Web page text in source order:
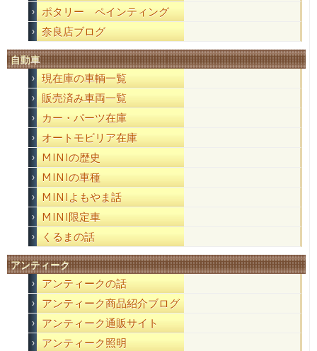
ポタリー ペインティング
奈良店ブログ
自動車
現在庫の車輌一覧
販売済み車両一覧
カー・パーツ在庫
オートモビリア在庫
MINIの歴史
MINIの車種
MINIよもやま話
MINI限定車
くるまの話
アンティーク
アンティークの話
アンティーク商品紹介ブログ
アンティーク通販サイト
アンティーク照明